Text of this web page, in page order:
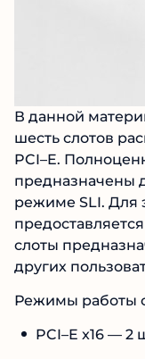
В данной
шесть слотов
PCI–E.
предназначены
режиме SLI. Для
слоты
других
Режимы работы
PCI–E x16 — 2